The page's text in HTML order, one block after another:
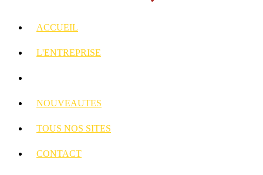
ACCUEIL
L'ENTREPRISE
NOUVEAUTES
TOUS NOS SITES
CONTACT